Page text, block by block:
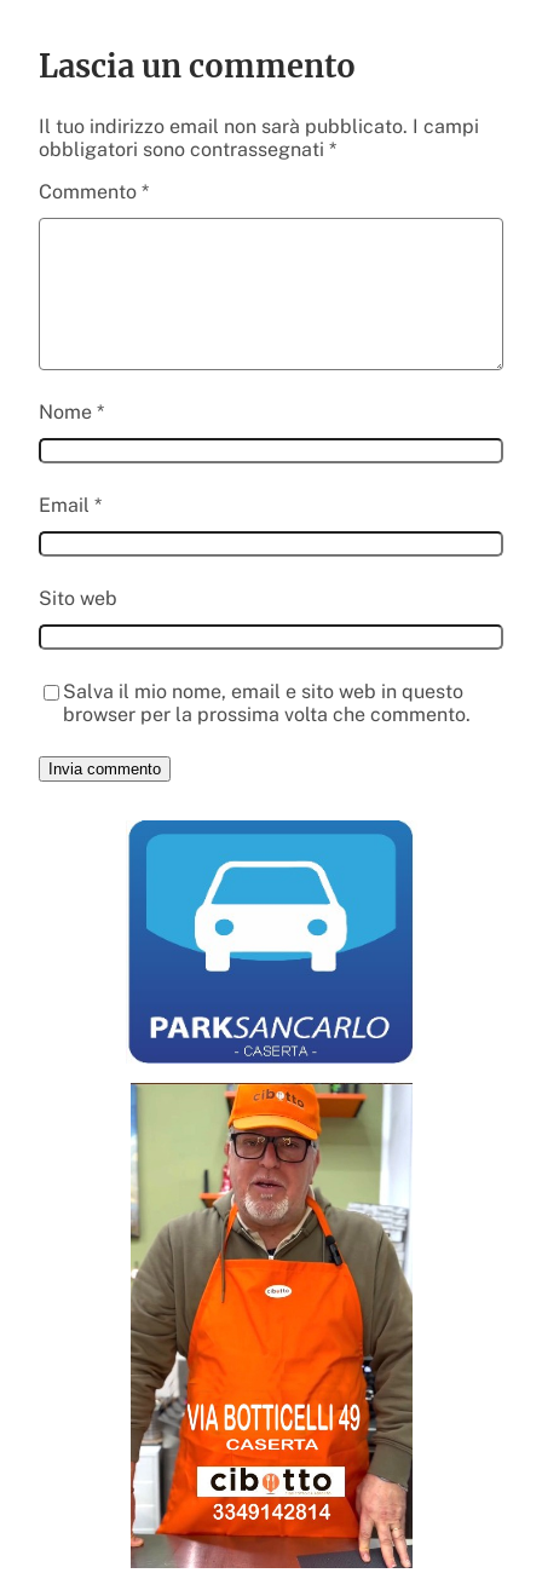
Lascia un commento
Il tuo indirizzo email non sarà pubblicato. I campi
obbligatori sono contrassegnati *
Commento *
Nome *
Email *
Sito web
Salva il mio nome, email e sito web in questo
browser per la prossima volta che commento.